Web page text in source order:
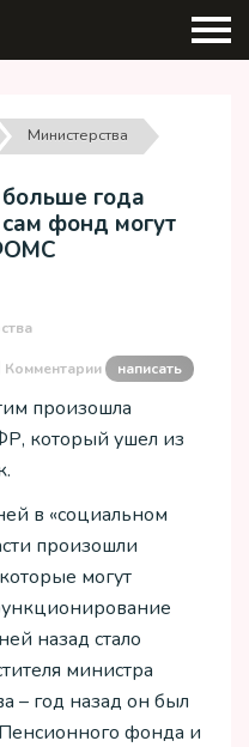
Министерства
года
фонд могут
Комментарии написать
произошла
который ушел из
в «социальном
произошли
могут
назад стало
министра
– год назад он был
фонда и